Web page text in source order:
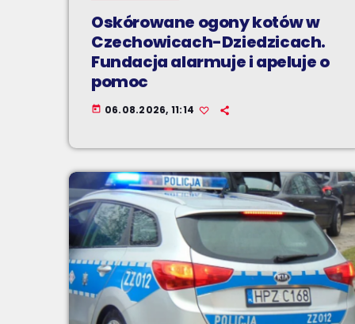
Oskórowane ogony kotów w
Czechowicach-Dziedzicach.
Fundacja alarmuje i apeluje o
pomoc
today 06.08.2026, 11:14